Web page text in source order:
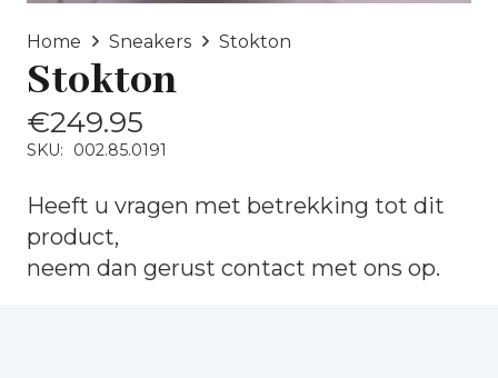
Home Sneakers Stokton
Stokton
€249.95
SKU: 002.85.0191
Heeft u vragen met betrekking tot dit
product,
neem dan gerust contact met ons op.